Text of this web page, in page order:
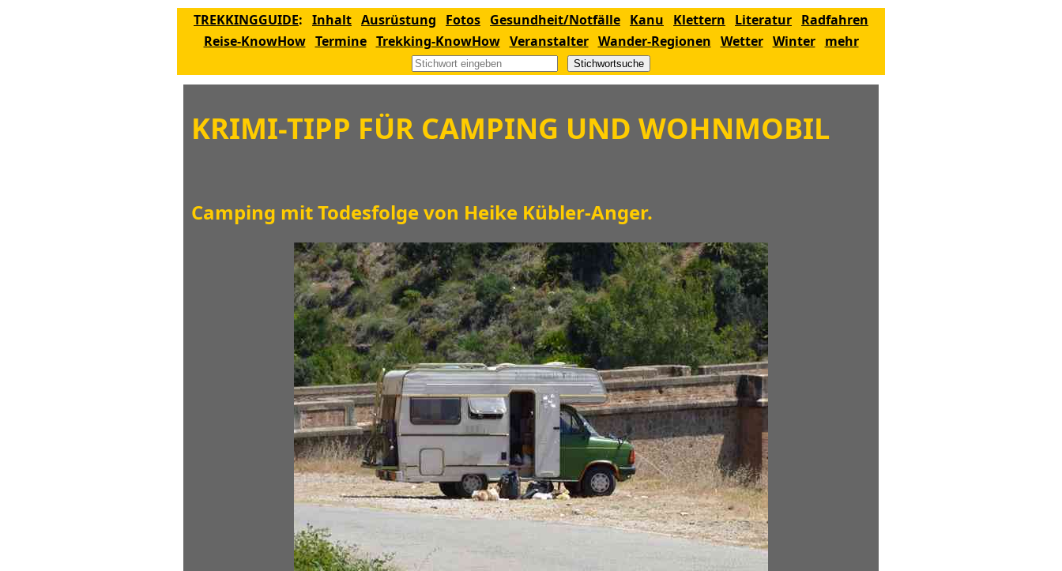
TREKKINGGUIDE: Inhalt Ausrüstung Fotos Gesundheit/Notfälle Kanu Klettern Literatur Radfahren
Reise-KnowHow Termine Trekking-KnowHow Veranstalter Wander-Regionen Wetter Winter mehr
Stichwortsuche
KRIMI-TIPP FÜR CAMPING UND WOHNMOBIL
Camping mit Todesfolge von Heike Kübler-Anger.